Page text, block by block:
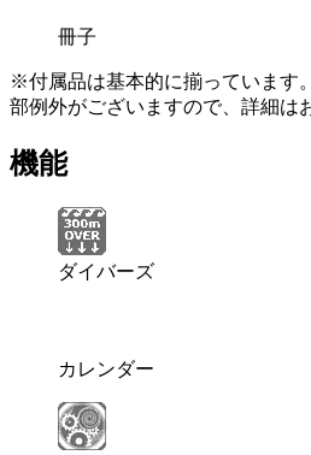
冊子
※付属品は基本的に揃っています
部例外がございますので、詳細は
機能
ダイバーズ
カレンダー